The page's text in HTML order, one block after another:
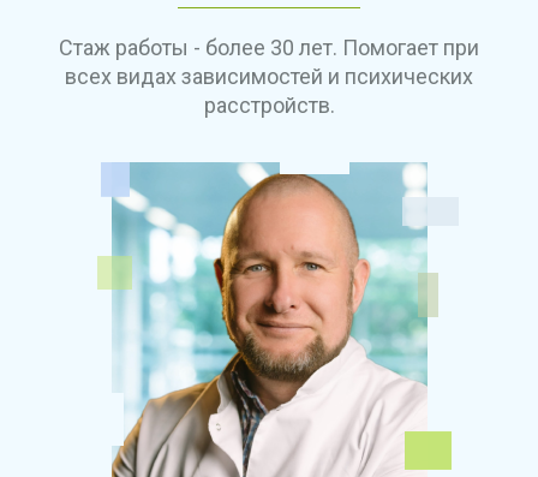
Стаж работы - более 30 лет. Помогает при
всех видах зависимостей и психических
расстройств.